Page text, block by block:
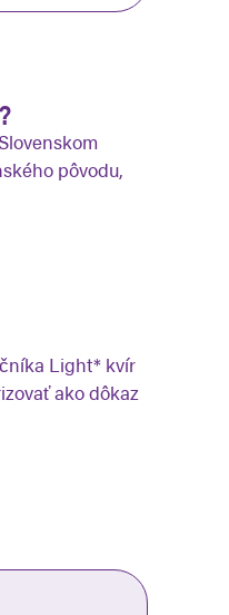
pôvodu,
Light* kvír
ako dôkaz